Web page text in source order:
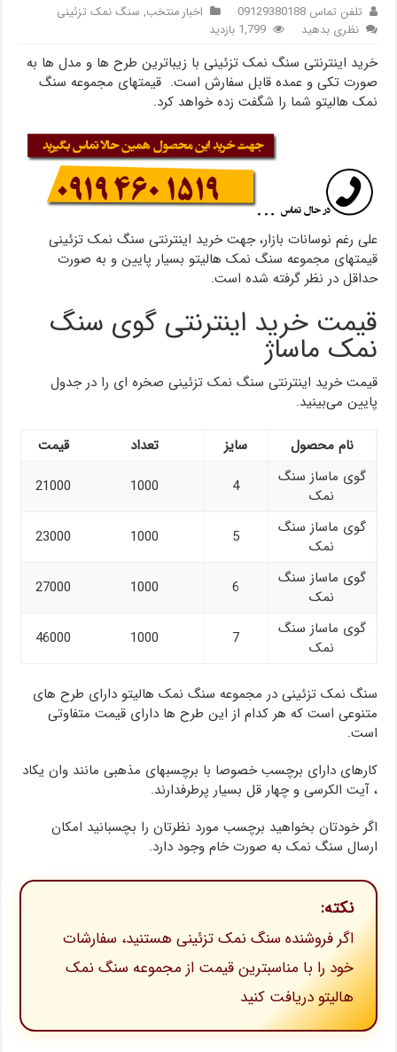
تلفن تماس 09129380188 اخبار منتخب, سنگ نمک تزئینی
نظری بدهید
1,799 بازدید
خرید اینترنتی سنگ نمک تزئینی با زیباترین طرح ها و مدل ها به
صورت تکی و عمده قابل سفارش است. قیمتهای مجموعه سنگ
نمک هالیتو شما را شگفت زده خواهد کرد.
علی رغم نوسانات بازار، جهت خرید اینترنتی سنگ نمک تزئینی
قیمتهای مجموعه سنگ نمک هالیتو بسیار پایین و به صورت
حداقل در نظر گرفته شده است.
قیمت خرید اینترنتی گوی سنگ
نمک ماساژ
قیمت خرید اینترنتی سنگ نمک تزئینی صخره ای را در جدول
پایین می‌بینید.
نام محصول سایز تعداد
قیمت
گوی ماساز سنگ
نمک
4
1000
21000
گوی ماساز سنگ
نمک
5
1000
23000
گوی ماساز سنگ
نمک
6
1000
27000
گوی ماساز سنگ
نمک
7
1000
46000
سنگ نمک تزئینی در مجموعه سنگ نمک هالیتو دارای طرح های
متنوعی است که هر کدام از این طرح ها دارای قیمت متفاوتی
است.
کارهای دارای برچسب خصوصا با برچسبهای مذهبی مانند وان یکاد
، آیت الکرسی و چهار قل بسیار پرطرفدارند.
اگر خودتان بخواهید برچسب مورد نظرتان را بچسبانید امکان
ارسال سنگ نمک به صورت خام وجود دارد.
نکته:
اگر فروشنده سنگ نمک تزئینی هستنید، سفارشات
خود را با مناسبترین قیمت از مجموعه سنگ نمک
هالیتو دریافت کنید